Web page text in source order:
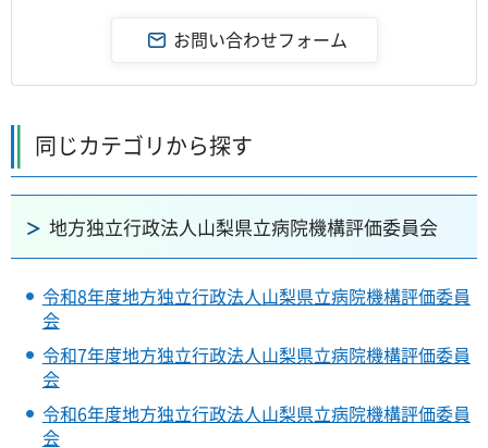
同じカテゴリから探す
地方独立行政法人山梨県立病院機構評価委員会
令和8年度地方独立行政法人山梨県立病院機構評価委員
会
令和7年度地方独立行政法人山梨県立病院機構評価委員
会
令和6年度地方独立行政法人山梨県立病院機構評価委員
会